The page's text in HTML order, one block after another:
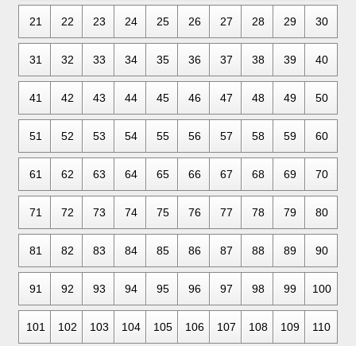
21 22 23 24 25 26 27 28 29 30
31 32 33 34 35 36 37 38 39 40
41 42 43 44 45 46 47 48 49 50
51 52 53 54 55 56 57 58 59 60
61 62 63 64 65 66 67 68 69 70
71 72 73 74 75 76 77 78 79 80
81 82 83 84 85 86 87 88 89 90
91 92 93 94 95 96 97 98 99 100
101 102 103 104 105 106 107 108 109 110